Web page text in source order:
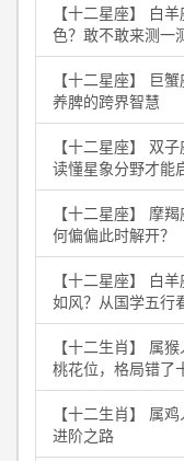
【十二星座】 白
色？敢不敢来测一
【十二星座】 巨
养脾的跨界智慧
【十二星座】 双
读懂星象分野才能
【十二星座】 摩
何偏偏此时解开？
【十二星座】 白
如风？从国学五行
【十二生肖】 属
桃花位，格局错了
【十二生肖】 属
进阶之路